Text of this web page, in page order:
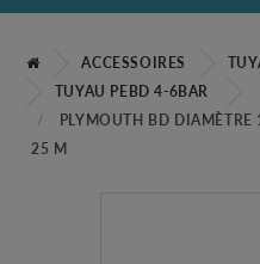
ACCESSOIRES
TUYAU PEBD 4-6BAR
PLYMOUTH BD
25 M